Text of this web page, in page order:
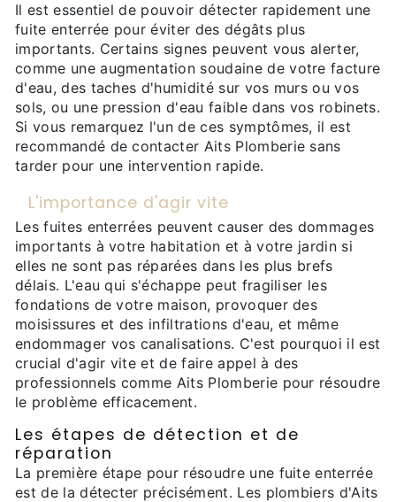
Il est essentiel de pouvoir détecter rapidement une
fuite enterrée pour éviter des dégâts plus
importants. Certains signes peuvent vous alerter,
comme une augmentation soudaine de votre facture
d'eau, des taches d'humidité sur vos murs ou vos
sols, ou une pression d'eau faible dans vos robinets.
Si vous remarquez l'un de ces symptômes, il est
recommandé de contacter Aits Plomberie sans
tarder pour une intervention rapide.
L'importance d'agir vite
Les fuites enterrées peuvent causer des dommages
importants à votre habitation et à votre jardin si
elles ne sont pas réparées dans les plus brefs
délais. L'eau qui s'échappe peut fragiliser les
fondations de votre maison, provoquer des
moisissures et des infiltrations d'eau, et même
endommager vos canalisations. C'est pourquoi il est
crucial d'agir vite et de faire appel à des
professionnels comme Aits Plomberie pour résoudre
le problème efficacement.
Les étapes de détection et de
réparation
La première étape pour résoudre une fuite enterrée
est de la détecter précisément. Les plombiers d'Aits